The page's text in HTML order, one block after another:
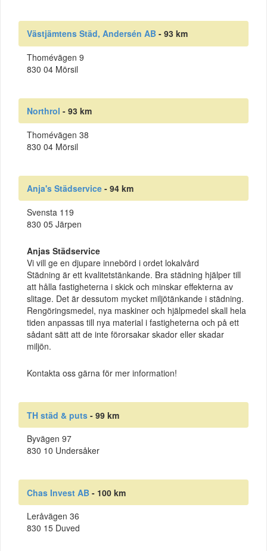
Västjämtens Städ, Andersén AB - 93 km
Thomévägen 9
830 04 Mörsil
Northrol - 93 km
Thomévägen 38
830 04 Mörsil
Anja's Städservice - 94 km
Svensta 119
830 05 Järpen
Anjas Städservice
Vi vill ge en djupare innebörd i ordet lokalvård
Städning är ett kvalitetstänkande. Bra städning hjälper till
att hålla fastigheterna i skick och minskar effekterna av
slitage. Det är dessutom mycket miljötänkande i städning.
Rengöringsmedel, nya maskiner och hjälpmedel skall hela
tiden anpassas till nya material i fastigheterna och på ett
sådant sätt att de inte förorsakar skador eller skadar
miljön.
Kontakta oss gärna för mer information!
TH städ & puts - 99 km
Byvägen 97
830 10 Undersåker
Chas Invest AB - 100 km
Leråvägen 36
830 15 Duved